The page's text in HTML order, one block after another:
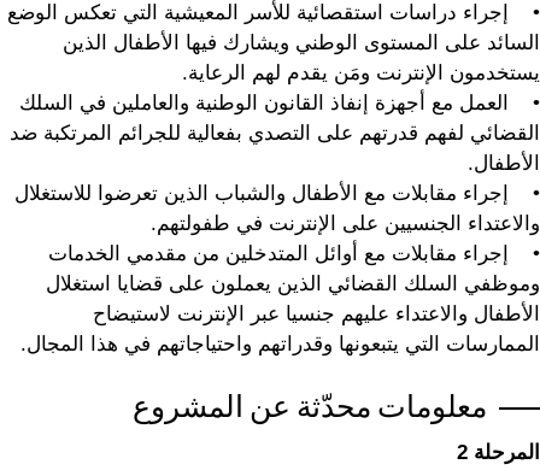
• إجراء دراسات استقصائية للأُسر المعيشية التي تعكس الوضع
السائد على المستوى الوطني ويشارك فيها الأطفال الذين
يستخدمون الإنترنت ومَن يقدم لهم الرعاية.
• العمل مع أجهزة إنفاذ القانون الوطنية والعاملين في السلك
القضائي لفهم قدرتهم على التصدي بفعالية للجرائم المرتكبة ضد
الأطفال.
• إجراء مقابلات مع الأطفال والشباب الذين تعرضوا للاستغلال
والاعتداء الجنسيين على الإنترنت في طفولتهم.
• إجراء مقابلات مع أوائل المتدخلين من مقدمي الخدمات
وموظفي السلك القضائي الذين يعملون على قضايا استغلال
الأطفال والاعتداء عليهم جنسيا عبر الإنترنت لاستيضاح
الممارسات التي يتبعونها وقدراتهم واحتياجاتهم في هذا المجال.
معلومات محدّثة عن المشروع
المرحلة 2